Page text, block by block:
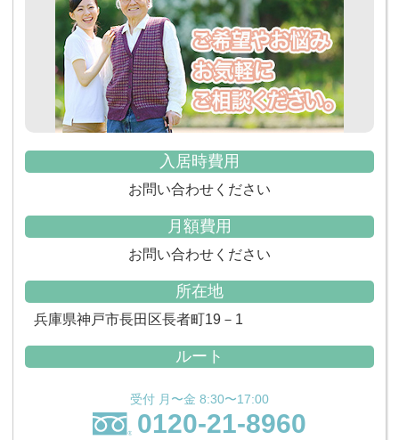
入居時費用
お問い合わせください
月額費用
お問い合わせください
所在地
兵庫県神戸市長田区長者町19－1
ルート
受付 月〜金 8:30〜17:00
0120-21-8960